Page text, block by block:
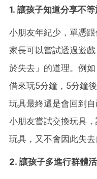
1. 讓孩子知道分享不
小朋友年紀少，單憑跟
家長可以嘗試透過遊
於失去」的道理。例
借來玩5分鐘，5分鐘
玩具最終還是會回到
小朋友嘗試交換玩具
玩具，又不會因此失去
2. 讓孩子多進行群體